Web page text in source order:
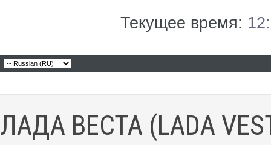
Текущее время:
ЛАДА ВЕСТА (LADA